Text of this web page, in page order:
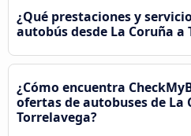
¿Qué prestaciones y
autobús desde La Coruña a
¿Cómo encuentra
ofertas de autobuses de La
Torrelavega?